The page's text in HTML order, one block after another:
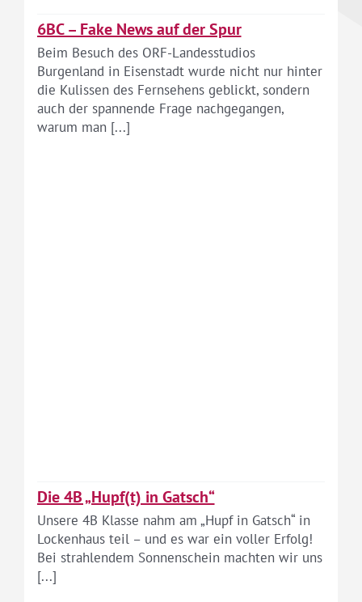
6BC – Fake News auf der Spur
Beim Besuch des ORF-Landesstudios
Burgenland in Eisenstadt wurde nicht nur hinter
die Kulissen des Fernsehens geblickt, sondern
auch der spannende Frage nachgegangen,
warum man [...]
Die 4B „Hupf(t) in Gatsch“
Unsere 4B Klasse nahm am „Hupf in Gatsch“ in
Lockenhaus teil – und es war ein voller Erfolg!
Bei strahlendem Sonnenschein machten wir uns
[...]